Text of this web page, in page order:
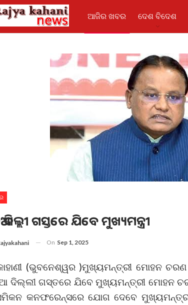
ଆଜିର ଖବର ଦେଶ ବିଦେଶ
ଦିଲ୍ଲୀ ଗସ୍ତରେ ଯିବେ ମୁଖ୍ୟମନ୍ତ୍ରୀ
On Sep 1, 2025
(ଭୁବନେଶ୍ୱର )ମୁଖ୍ୟମନ୍ତ୍ରୀ ମୋହନ
ଦିଲ୍ଲୀ ଗସ୍ତରେ ଯିବେ ମୁଖ୍ୟମନ୍ତ୍ରୀ ମୋହନ
କନଫରେନ୍ସରେ ଯୋଗ ଦେବେ